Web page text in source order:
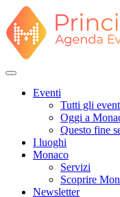
Eventi
Tutti gli
Oggi a
Questo fine
I luoghi
Monaco
Servizi
Scoprire
Newsletter